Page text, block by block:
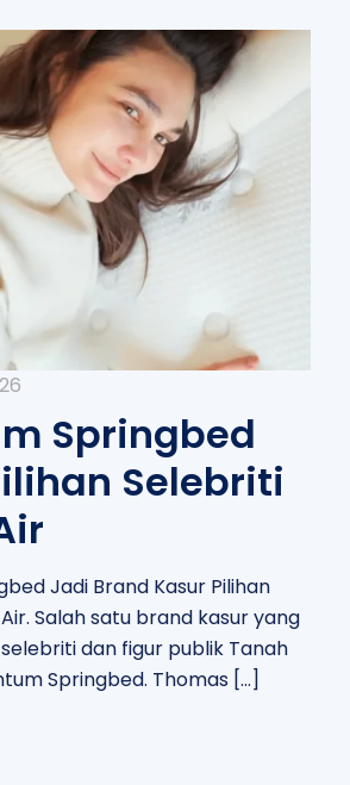
Springbed
Selebriti
Jadi Brand Kasur Pilihan
Salah satu brand kasur yang
dan figur publik Tanah
Springbed. Thomas […]